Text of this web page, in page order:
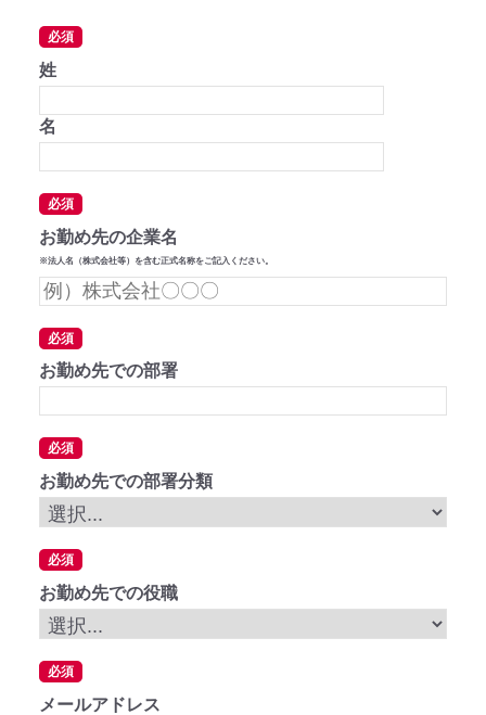
必須
姓
名
必須
お勤め先の企業名
※法人名（株式会社等）を含む正式名称をご記入ください。
必須
お勤め先での部署
必須
お勤め先での部署分類
必須
お勤め先での役職
必須
メールアドレス